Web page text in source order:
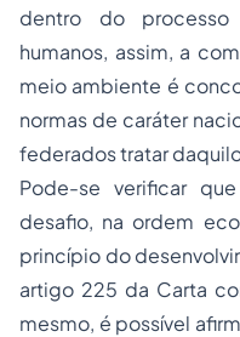
dentro do
humanos, assim, a
meio ambiente é
normas de caráter
federados tratar
Pode-se verificar
desafio, na ordem
princípio do
artigo 225 da Carta
mesmo, é possível